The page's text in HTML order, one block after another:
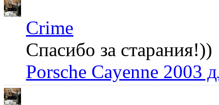
Crime
Спасибо за старания!))
Porsche Cayenne 2003